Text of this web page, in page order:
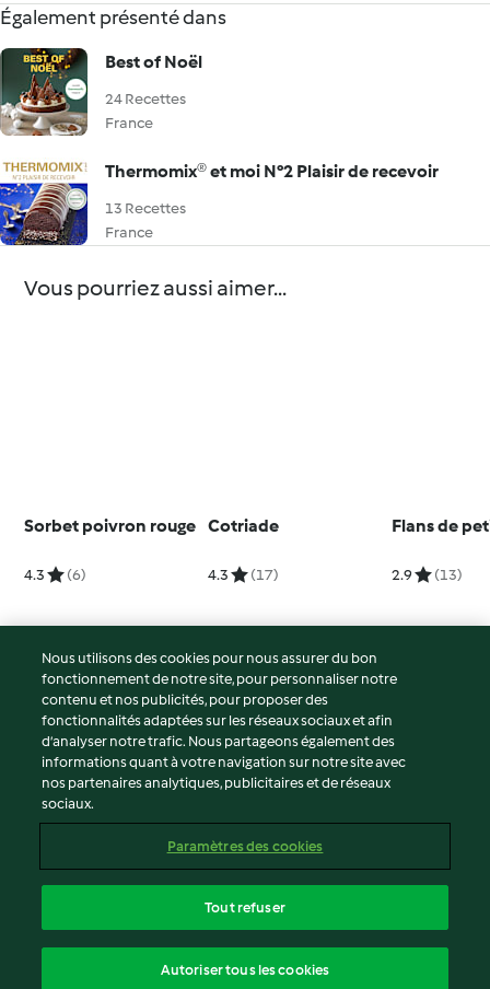
Également présenté dans
Best of Noël
24 Recettes
France
Thermomix® et moi N°2 Plaisir de recevoir
13 Recettes
France
Vous pourriez aussi aimer...
Sorbet poivron rouge
4.3 (6)
Cotriade
4.3 (17)
Flans de
2.9 (13)
© Copyright 2026
Conditions d'utilisation
Politique de confidentialité
Non-responsabilité
Mentions légales
Contenu du rapport
Déclaration d'accessibilité
Nous utilisons des cookies pour nous assurer du bon
fonctionnement de notre site, pour personnaliser notre
contenu et nos publicités, pour proposer des
fonctionnalités adaptées sur les réseaux sociaux et afin
d’analyser notre trafic. Nous partageons également des
informations quant à votre navigation sur notre site avec
nos partenaires analytiques, publicitaires et de réseaux
sociaux.
Paramètres des cookies
Tout refuser
Autoriser tous les cookies